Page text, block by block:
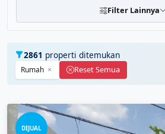
Filter Lainnya
2861 properti ditemukan
Rumah Reset Semua
DIJUAL